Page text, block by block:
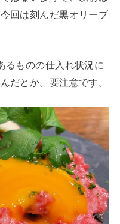
回は刻んだ黒オリーブ
るものの仕入れ状況に
だとか。要注意です。